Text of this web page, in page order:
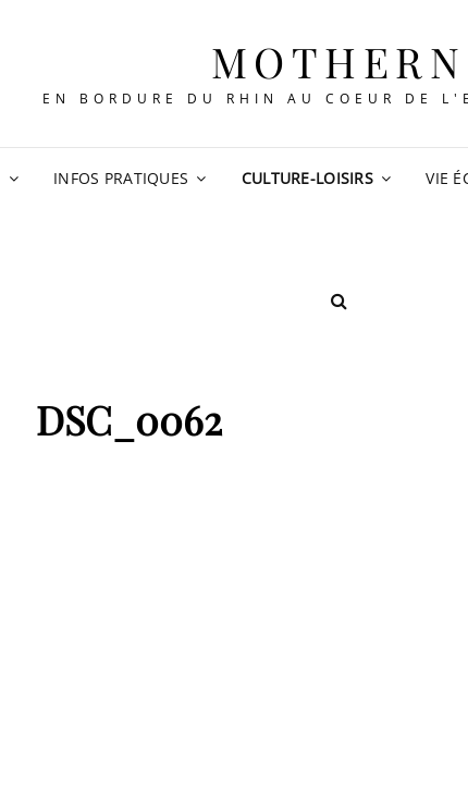
MOTHERN
EN BORDURE DU RHIN AU COEUR DE
INFOS PRATIQUES CULTURE-LOISIRS VIE
SEARCH
DSC_0062